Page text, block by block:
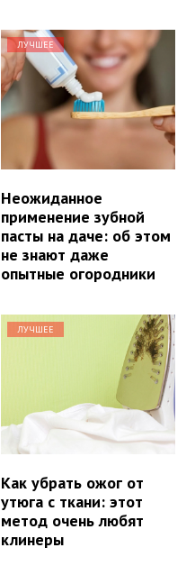
ЛУЧШЕЕ
Неожиданное
применение зубной
пасты на даче: об этом
не знают даже
опытные огородники
ЛУЧШЕЕ
Как убрать ожог от
утюга с ткани: этот
метод очень любят
клинеры